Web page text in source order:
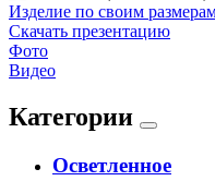
Изделие по своим
Скачать презентацию
Фото
Видео
Категории
Осветленное